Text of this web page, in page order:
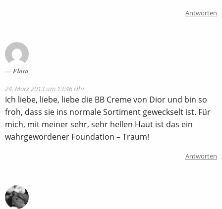
Antworten
Flora
24. März 2013 um 13:46 Uhr
Ich liebe, liebe, liebe die BB Creme von Dior und bin so
froh, dass sie ins normale Sortiment geweckselt ist. Für
mich, mit meiner sehr, sehr hellen Haut ist das ein
wahrgewordener Foundation – Traum!
Antworten